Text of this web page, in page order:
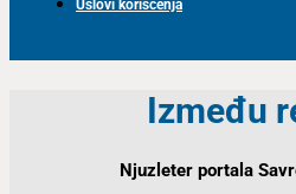
Uslovi korišćenja
Između
Njuzleter portala